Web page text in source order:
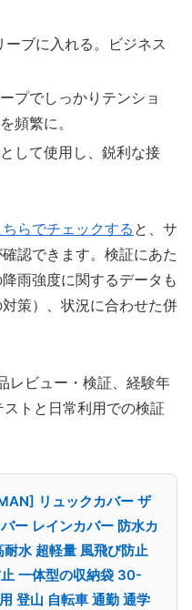
ブに入れる。ビジネス
プでしっかりテンショ
頻繁に。
して使用し、鋭利な接
ちらでチェックする と、サ
認できます。検証にあた
雨強度に関するデータも
策）、状況に合わせた併
レビュー・検証、経験年
トと日常利用での検証
リュックカバー ザ
ー レインカバー 防水カ
耐水 超軽量 風飛び防止
一体型の収納袋 30-
登山 自転車 通勤 通学